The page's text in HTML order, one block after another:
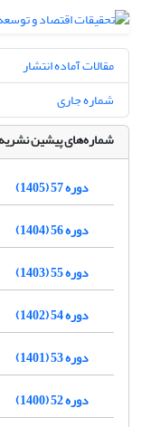
مقالات آماده انتشار
شماره جاری
شماره‌های پیشین نشریه
دوره 57 (1405)
دوره 56 (1404)
دوره 55 (1403)
دوره 54 (1402)
دوره 53 (1401)
دوره 52 (1400)